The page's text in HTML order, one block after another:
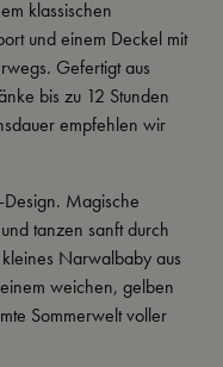
klassischen
und einem Deckel mit
Gefertigt aus
bis zu 12 Stunden
empfehlen wir
Magische
tanzen sanft durch
Narwalbaby aus
weichen, gelben
Sommerwelt voller